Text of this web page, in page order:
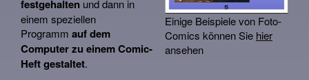
Einige Beispiele von Foto-
Comics können Sie hier
ansehen
festgehalten und dann in
einem speziellen
Programm auf dem
Computer zu einem Comic-
Heft gestaltet.
Kontakt